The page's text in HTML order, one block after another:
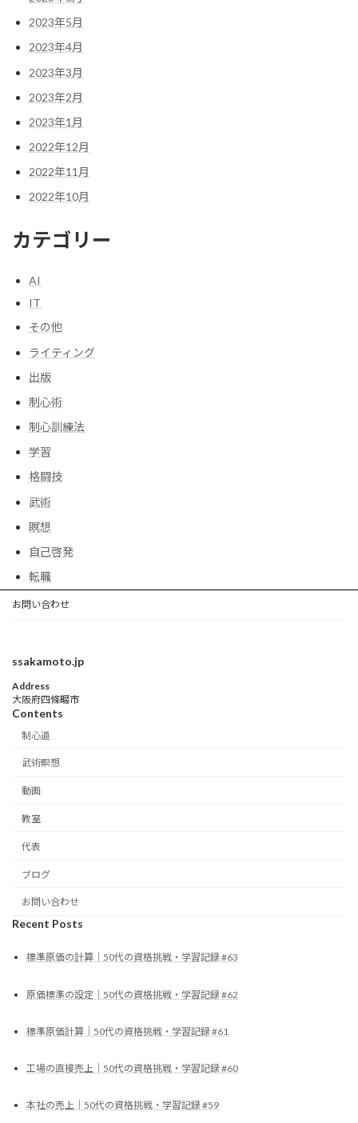
2023年5月
2023年4月
2023年3月
2023年2月
2023年1月
2022年12月
2022年11月
2022年10月
カテゴリー
AI
IT
その他
ライティング
出版
制心術
制心訓練法
学習
格闘技
武術
瞑想
自己啓発
転職
お問い合わせ
ssakamoto.jp
Address
大阪府四條畷市
Contents
制心道
武術瞑想
動画
教室
代表
ブログ
お問い合わせ
Recent Posts
標準原価の計算｜50代の資格挑戦・学習記録 #63
原価標準の設定｜50代の資格挑戦・学習記録 #62
標準原価計算｜50代の資格挑戦・学習記録 #61
工場の直接売上｜50代の資格挑戦・学習記録 #60
本社の売上｜50代の資格挑戦・学習記録 #59